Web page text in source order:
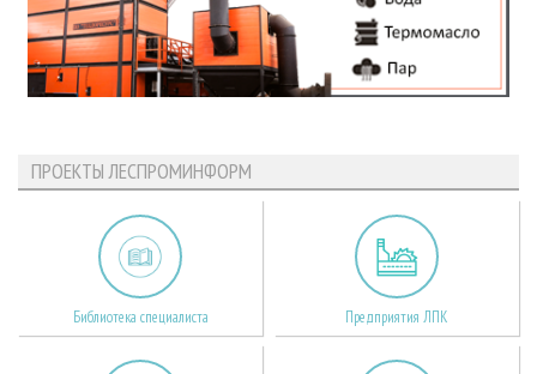
ПРОЕКТЫ ЛЕСПРОМИНФОРМ
Библиотека специалиста Предприятия ЛПК